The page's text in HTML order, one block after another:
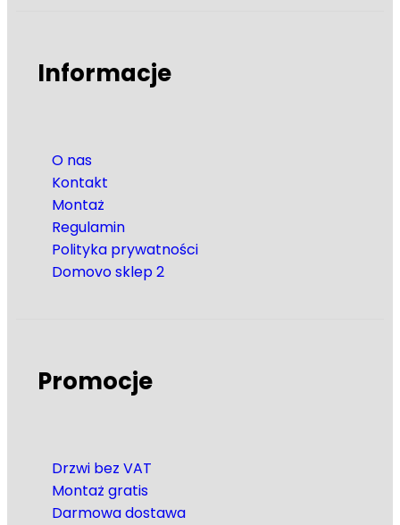
Informacje
O nas
Kontakt
Montaż
Regulamin
Polityka prywatności
Domovo sklep 2
Promocje
Drzwi bez VAT
Montaż gratis
Darmowa dostawa